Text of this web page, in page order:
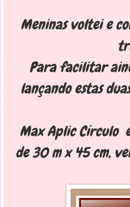
Meninas voltei e
Para facilitar
lançando estas
Max Aplic Círculo
de 30 m x 45 cm,